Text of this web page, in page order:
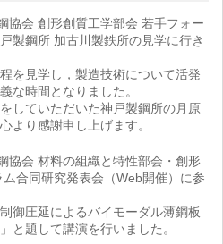
会 創形創質工学部会 若手フォー
製鋼所 加古川製鉄所の見学に行き
を見学し，製造技術について活発
な時間となりました。
していただいた神戸製鋼所の月原
より感謝申し上げます。
会 材料の組織と特性部会・創形
合同研究発表会（Web開催）に参
御圧延によるバイモーダル薄鋼板
と題して講演を行いました。